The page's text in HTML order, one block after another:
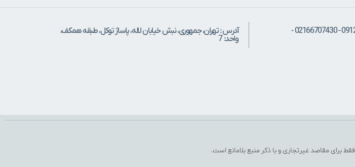
شماره تماس : 09126998846 - 02166707430 -
آدرس : تهران، جمهوری، نبش خیابان لاله، پاساژ توکل، طبقه همکف،
واحد: 7
برای مقاصد غیرتجاری و با ذکر منبع بلامانع است.